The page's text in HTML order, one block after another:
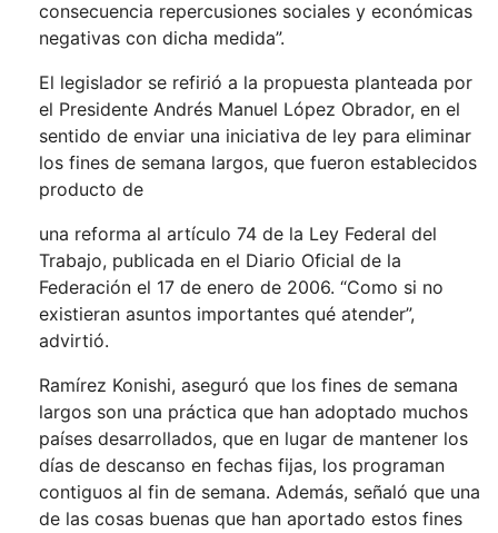
consecuencia repercusiones sociales y económicas
negativas con dicha medida”.
El legislador se refirió a la propuesta planteada por
el Presidente Andrés Manuel López Obrador, en el
sentido de enviar una iniciativa de ley para eliminar
los fines de semana largos, que fueron establecidos
producto de
una reforma al artículo 74 de la Ley Federal del
Trabajo, publicada en el Diario Oficial de la
Federación el 17 de enero de 2006. “Como si no
existieran asuntos importantes qué atender”,
advirtió.
Ramírez Konishi, aseguró que los fines de semana
largos son una práctica que han adoptado muchos
países desarrollados, que en lugar de mantener los
días de descanso en fechas fijas, los programan
contiguos al fin de semana. Además, señaló que una
de las cosas buenas que han aportado estos fines